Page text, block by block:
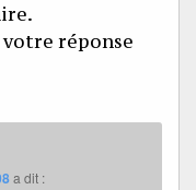
votre réponse
a dit :